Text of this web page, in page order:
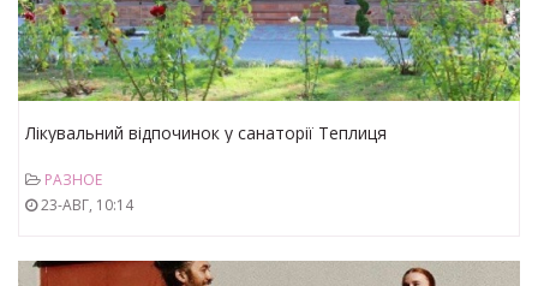
Лікувальний відпочинок у санаторії Теплиця
РАЗНОЕ
23-АВГ, 10:14